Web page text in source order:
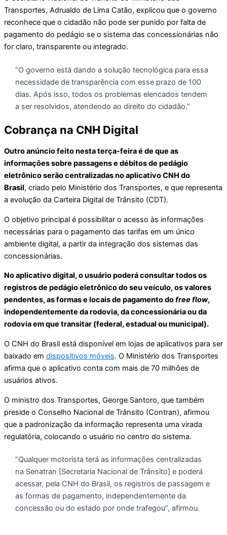
Transportes, Adrualdo de Lima Catão, explicou que o governo
reconhece que o cidadão não pode ser punido por falta de
pagamento do pedágio se o sistema das concessionárias não
for claro, transparente ou integrado.
“O governo está dando a solução tecnológica para essa
necessidade de transparência com esse prazo de 100
dias. Após isso, todos os problemas elencados tendem
a ser resolvidos, atendendo ao direito do cidadão.”
Cobrança na CNH Digital
Outro anúncio feito nesta terça-feira é de que as
informações sobre passagens e débitos de pedágio
eletrônico serão centralizadas no aplicativo CNH do
Brasil, criado pelo Ministério dos Transportes, e que representa
a evolução da Carteira Digital de Trânsito (CDT).
O objetivo principal é possibilitar o acesso às informações
necessárias para o pagamento das tarifas em um único
ambiente digital, a partir da integração dos sistemas das
concessionárias.
No aplicativo digital, o usuário poderá consultar todos os
registros de pedágio eletrônico do seu veículo, os valores
pendentes, as formas e locais de pagamento dofree flow,
independentemente da rodovia, da concessionária ou da
rodovia em que transitar (federal, estadual ou municipal).
O CNH do Brasil está disponível em lojas de aplicativos para ser
baixado em dispositivos móveis. O Ministério dos Transportes
afirma que o aplicativo conta com mais de 70 milhões de
usuários ativos.
O ministro dos Transportes, George Santoro, que também
preside o Conselho Nacional de Trânsito (Contran), afirmou
que a padronização da informação representa uma virada
regulatória, colocando o usuário no centro do sistema.
“Qualquer motorista terá as informações centralizadas
na Senatran [Secretaria Nacional de Trânsito] e poderá
acessar, pela CNH do Brasil, os registros de passagem e
as formas de pagamento, independentemente da
concessão ou do estado por onde trafegou”, afirmou.